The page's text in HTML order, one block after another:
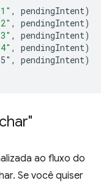
, pendingIntent)
, pendingIntent)
, pendingIntent)
, pendingIntent)
, pendingIntent)
ao fluxo do
Se você quiser